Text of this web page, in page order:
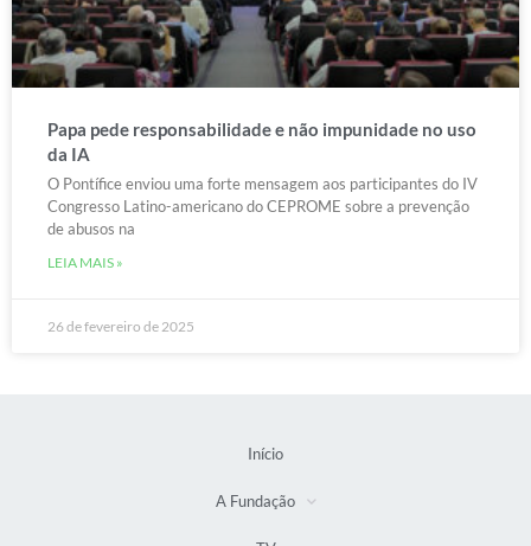
Papa pede responsabilidade e não impunidade no uso
da IA
O Pontífice enviou uma forte mensagem aos participantes do IV
Congresso Latino-americano do CEPROME sobre a prevenção
de abusos na
LEIA MAIS »
26 de fevereiro de 2025
Início
A Fundação